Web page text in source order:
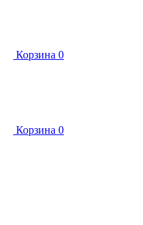
Корзина 0
Корзина 0